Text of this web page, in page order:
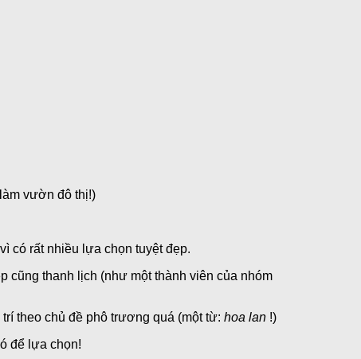
vườn đô thị!)
có rất nhiều lựa chọn tuyệt đẹp.
cũng thanh lịch (như một thành viên của nhóm
theo chủ đề phô trương quá (một từ: hoa lan !)
để lựa chọn!